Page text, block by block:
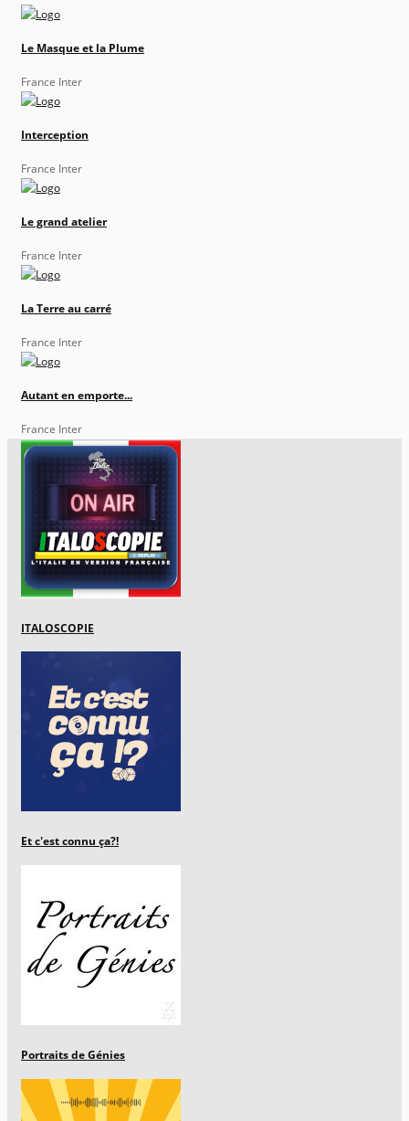
Le Masque et la Plume
France Inter
Interception
France Inter
Le grand atelier
France Inter
La Terre au carré
France Inter
Autant en emporte...
France Inter
ITALOSCOPIE
Et c'est connu ça?!
Portraits de Génies